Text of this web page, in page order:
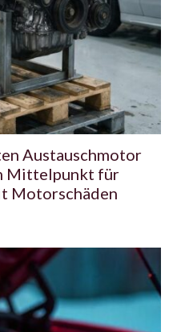
Austauschmotor
Mittelpunkt für
Motorschäden